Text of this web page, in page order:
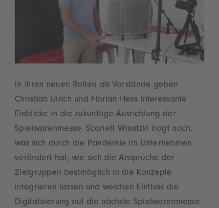
In ihren neuen Rollen als Vorstände geben
Christian Ulrich und Florian Hess interessante
Einblicke in die zukünftige Ausrichtung der
Spielwarenmesse. Scarlett Wisotzki fragt nach,
was sich durch die Pandemie im Unternehmen
verändert hat, wie sich die Ansprüche der
Zielgruppen bestmöglich in die Konzepte
integrieren lassen und welchen Einfluss die
Digitalisierung auf die nächste Spielwarenmesse